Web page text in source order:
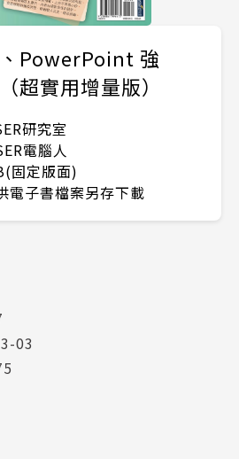
PowerPoint 強
超實用增量版）
研究室
電腦人
固定版面)
電子書檔案另存下載
03